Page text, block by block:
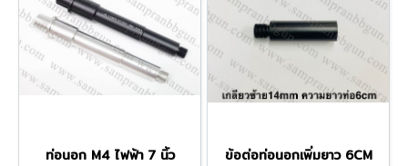
ท่อนอก M4 ไฟฟ้า 7 นิ้ว ข้อต่อท่อนอกเพิ่มยาว 6CM